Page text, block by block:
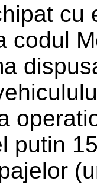
cu
codul
putin